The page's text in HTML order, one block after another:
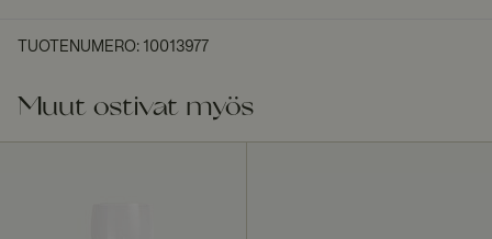
TUOTENUMERO: 10013977
Muut ostivat myös